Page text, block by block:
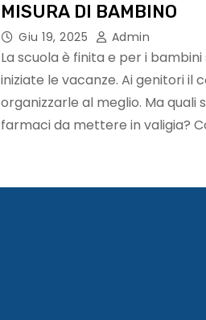
MISURA DI BAMBINO
Giu 19, 2025 Admin
La scuola è finita e per i bambini
iniziate le vacanze. Ai genitori il
organizzarle al meglio. Ma quali
farmaci da mettere in valigia?